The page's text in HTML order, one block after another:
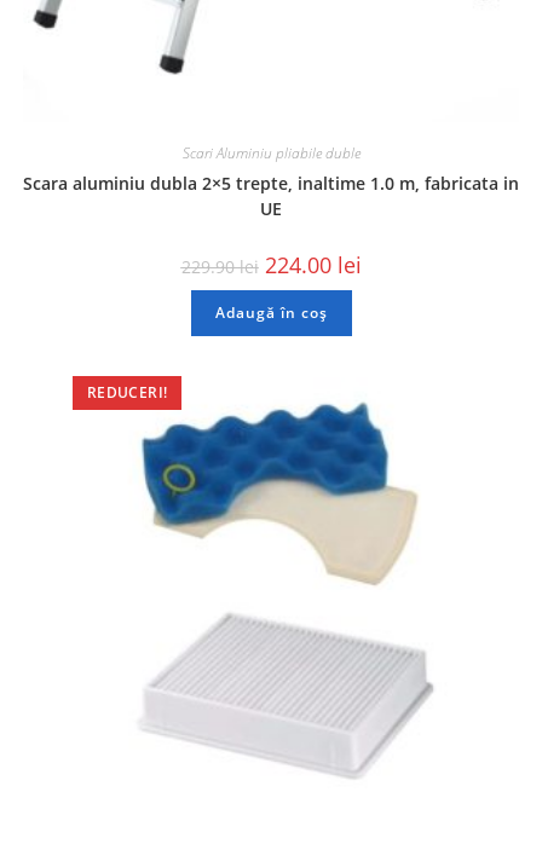
Scari Aluminiu pliabile duble
Scara aluminiu dubla 2×5 trepte, inaltime 1.0 m, fabricata in
UE
229.90lei 224.00 lei
Adaugă în coș
REDUCERI!